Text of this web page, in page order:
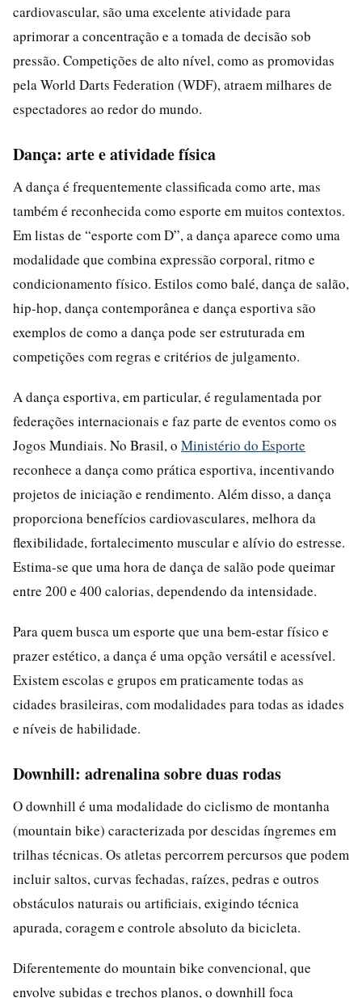
cardiovascular, são uma excelente atividade para
aprimorar a concentração e a tomada de decisão sob
pressão. Competições de alto nível, como as promovidas
pela World Darts Federation (WDF), atraem milhares de
espectadores ao redor do mundo.
Dança: arte e atividade física
A dança é frequentemente classificada como arte, mas
também é reconhecida como esporte em muitos contextos.
Em listas de “esporte com D”, a dança aparece como uma
modalidade que combina expressão corporal, ritmo e
condicionamento físico. Estilos como balé, dança de salão,
hip-hop, dança contemporânea e dança esportiva são
exemplos de como a dança pode ser estruturada em
competições com regras e critérios de julgamento.
A dança esportiva, em particular, é regulamentada por
federações internacionais e faz parte de eventos como os
Jogos Mundiais. No Brasil, o Ministério do Esporte
reconhece a dança como prática esportiva, incentivando
projetos de iniciação e rendimento. Além disso, a dança
proporciona benefícios cardiovasculares, melhora da
flexibilidade, fortalecimento muscular e alívio do estresse.
Estima-se que uma hora de dança de salão pode queimar
entre 200 e 400 calorias, dependendo da intensidade.
Para quem busca um esporte que una bem-estar físico e
prazer estético, a dança é uma opção versátil e acessível.
Existem escolas e grupos em praticamente todas as
cidades brasileiras, com modalidades para todas as idades
e níveis de habilidade.
Downhill: adrenalina sobre duas rodas
O downhill é uma modalidade do ciclismo de montanha
(mountain bike) caracterizada por descidas íngremes em
trilhas técnicas. Os atletas percorrem percursos que podem
incluir saltos, curvas fechadas, raízes, pedras e outros
obstáculos naturais ou artificiais, exigindo técnica
apurada, coragem e controle absoluto da bicicleta.
Diferentemente do mountain bike convencional, que
envolve subidas e trechos planos, o downhill foca